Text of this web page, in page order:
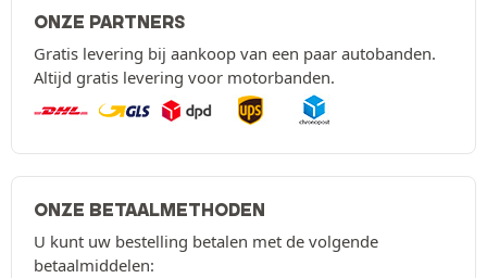
ONZE PARTNERS
Gratis levering bij aankoop van een paar autobanden.
Altijd gratis levering voor motorbanden.
ONZE BETAALMETHODEN
U kunt uw bestelling betalen met de volgende
betaalmiddelen: